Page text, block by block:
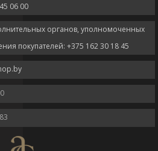
06 00
органов, уполномоченных
покупателей: +375 162 30 18 45